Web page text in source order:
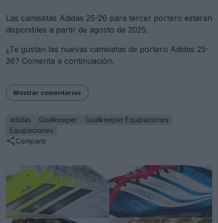
Las camisetas Adidas 25-26 para tercer portero estarán
disponibles a partir de agosto de 2025.
¿Te gustan las nuevas camisetas de portero Adidas 25-
26? Comenta a continuación.
Mostrar comentarios
adidas Goalkeeper
Goalkeeper Equipaciones
Equipaciones
Compartir